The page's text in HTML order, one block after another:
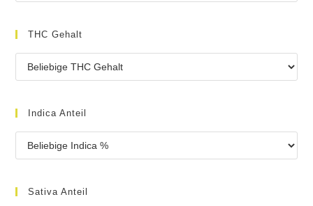
THC Gehalt
Indica Anteil
Sativa Anteil